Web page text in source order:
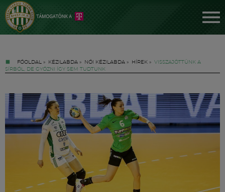
FŐOLDAL » KÉZILABDA » NŐI KÉZILABDA » HÍREK » VISSZAJÖTTÜNK A
SÍRBÓL, DE GYŐZNI ÍGY SEM TUDTUNK
Jegyek
FM YouTube +